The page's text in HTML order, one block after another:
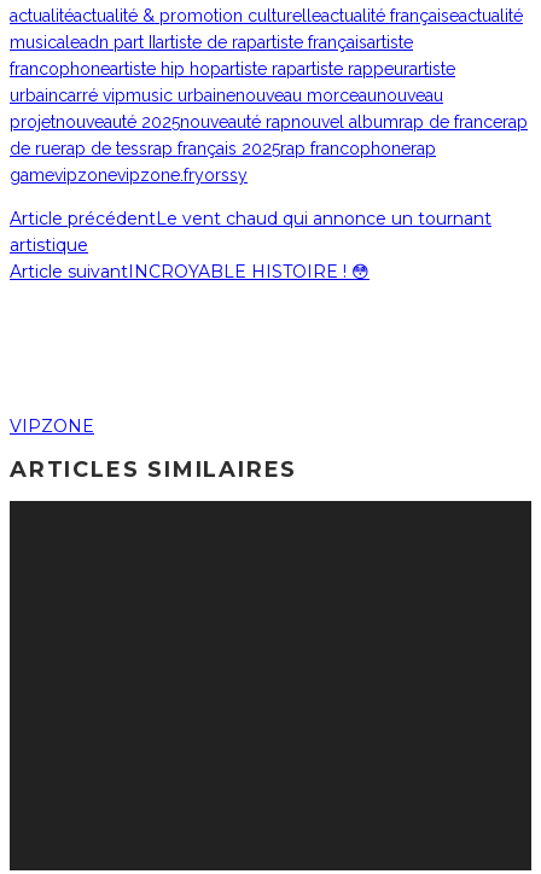
actualitéactualité & promotion culturelleactualité françaiseactualité
musicaleadn part II artiste de rapartiste françaisartiste
francophoneartiste hip hopartiste rapartiste rappeurartiste
urbaincarré vipmusic urbainenouveau morceaunouveau
projetnouveauté 2025nouveauté rapnouvel albumrap de francerap
de ruerap de tessrap français 2025rap francophonerap
gamevipzonevipzone.fryorssy
Article précédentLe vent chaud qui annonce un tournant
artistique
Article suivantINCROYABLE HISTOIRE ! 😳
VIPZONE
ARTICLES SIMILAIRES